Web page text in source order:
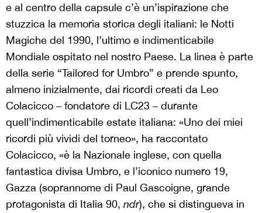
e al centro della capsule c’è un’ispirazione che
stuzzica la memoria storica degli italiani: le Notti
Magiche del 1990, l’ultimo e indimenticabile
Mondiale ospitato nel nostro Paese. La linea è parte
della serie “Tailored for Umbro” e prende spunto,
almeno inizialmente, dai ricordi creati da Leo
Colacicco – fondatore di LC23 – durante
quell’indimenticabile estate italiana: «Uno dei miei
ricordi più vividi del torneo», ha raccontato
Colacicco, «è la Nazionale inglese, con quella
fantastica divisa Umbro, e l’iconico numero 19,
Gazza (soprannome di Paul Gascoigne, grande
protagonista di Italia 90, ndr), che si distingueva in